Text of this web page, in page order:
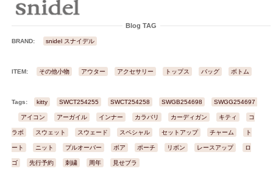
Blog TAG
BRAND: snidel スナイデル
ITEM: その他小物 アウター アクセサリー トップス バッグ ボトム
Tags: kitty SWCT254255 SWCT254258 SWGB254698 SWGG254697
アイコン アーガイル インナー カラバリ カーディガン キティ コ
ラボ スウェット スウェード スペシャル セットアップ チャーム ト
ート ニット プルオーバー ボア ポーチ リボン レースアップ ロ
ゴ 先行予約 刺繍 周年 見せブラ